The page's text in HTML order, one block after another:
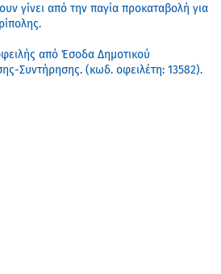
γίνει από την παγία προκαταβολή για
από Έσοδα Δημοτικού
Συντήρησης. (κωδ. οφειλέτη: 13582).